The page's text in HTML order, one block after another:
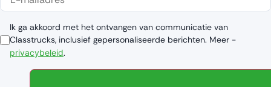
Ik ga akkoord met het ontvangen van communicatie van
Classtrucks, inclusief gepersonaliseerde berichten. Meer -
privacybeleid.